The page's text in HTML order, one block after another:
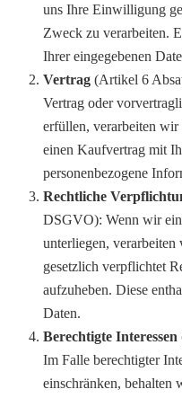
uns Ihre Einwilligung
Zweck zu verarbeiten.
Ihrer eingegebenen
Vertrag (Artikel 6
Vertrag oder
erfüllen, verarbeiten
einen Kaufvertrag mit
personenbezogene
Rechtliche
DSGVO): Wenn wir
unterliegen,
gesetzlich verpflichtet
aufzuheben. Diese
Daten.
Berechtigte Interessen
Im Falle berechtigter
einschränken, behalten